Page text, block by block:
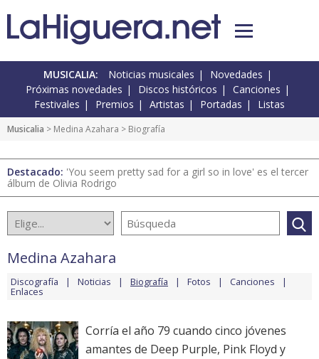
MUSICALIA: Noticias musicales
Novedades
Próximas novedades
Discos históricos
Canciones
Festivales
Premios Artistas Portadas Listas
Musicalia > Medina Azahara > Biografía
Destacado: 'You seem pretty sad for a girl so in love' es el tercer
álbum de Olivia Rodrigo
Medina Azahara
Discografía Noticias Biografía Fotos Canciones
Enlaces
Corría el año 79 cuando cinco jóvenes
amantes de Deep Purple, Pink Floyd y